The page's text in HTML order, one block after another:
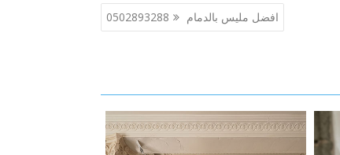
افضل مليس بالدمام 0502893288